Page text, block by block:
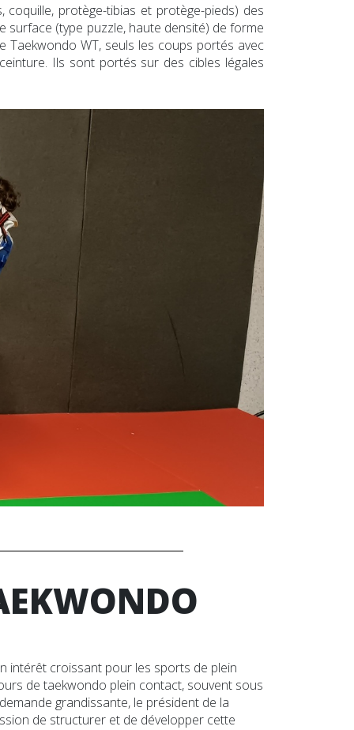
protège-tibias et protège-pieds) des
surface (type puzzle, haute densité) de forme
WT, seuls les coups portés avec
Ils sont portés sur des cibles légales
intérêt croissant pour les sports de plein
de taekwondo plein contact, souvent sous
grandissante, le président de la
de structurer et de développer cette